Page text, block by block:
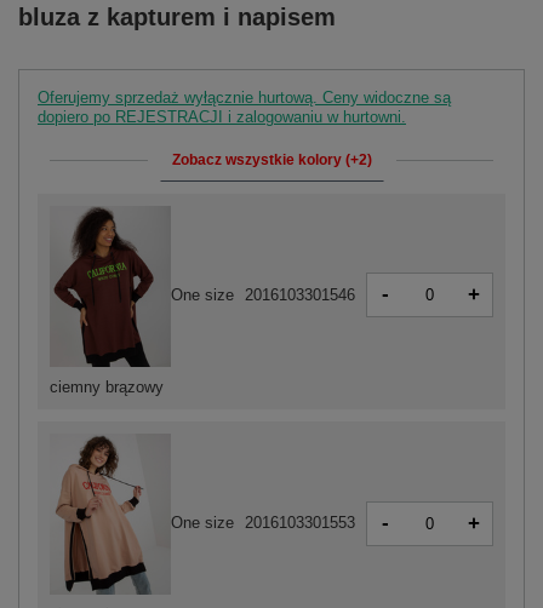
bluza z kapturem i napisem
Oferujemy sprzedaż wyłącznie hurtową. Ceny widoczne są
dopiero po REJESTRACJI i zalogowaniu w hurtowni.
Zobacz wszystkie kolory (+2)
One size 2016103301553 - +
ciemny brązowy
One size 2016103301546 - +